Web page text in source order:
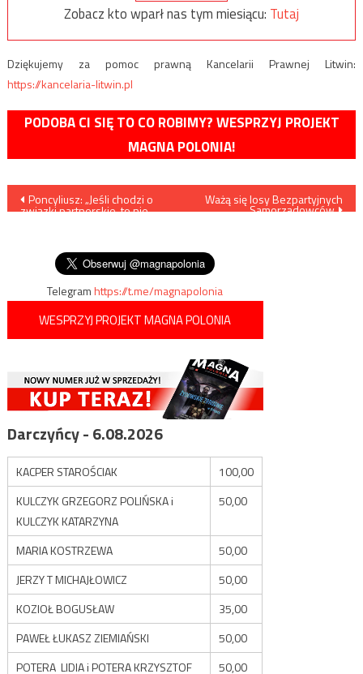
Zobacz kto wparł nas tym miesiącu: Tutaj
Dziękujemy za pomoc prawną Kancelarii Prawnej Litwin:
https://kancelaria-litwin.pl
PODOBA CI SIĘ TO CO ROBIMY? WESPRZYJ PROJEKT
MAGNA POLONIA!
Nawigacja
Poncyliusz: „Jeśli chodzi o
związki partnerskie, to nie
Ważą się losy Bezpartyjnych
Samorządowców
Telegramhttps://t.me/magnapolonia
WESPRZYJ PROJEKT MAGNA POLONIA
Darczyńcy - 6.08.2026
KACPER STAROŚCIAK
100,00
KULCZYK GRZEGORZ POLIŃSKA i
KULCZYK KATARZYNA
50,00
MARIA KOSTRZEWA
50,00
JERZY T MICHAJŁOWICZ
50,00
KOZIOŁ BOGUSŁAW
35,00
PAWEŁ ŁUKASZ ZIEMIAŃSKI
50,00
POTERA LIDIA i POTERA KRZYSZTOF
50,00